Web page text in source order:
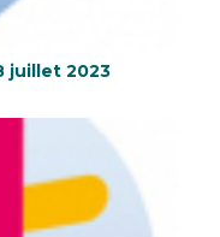
juillet 2023